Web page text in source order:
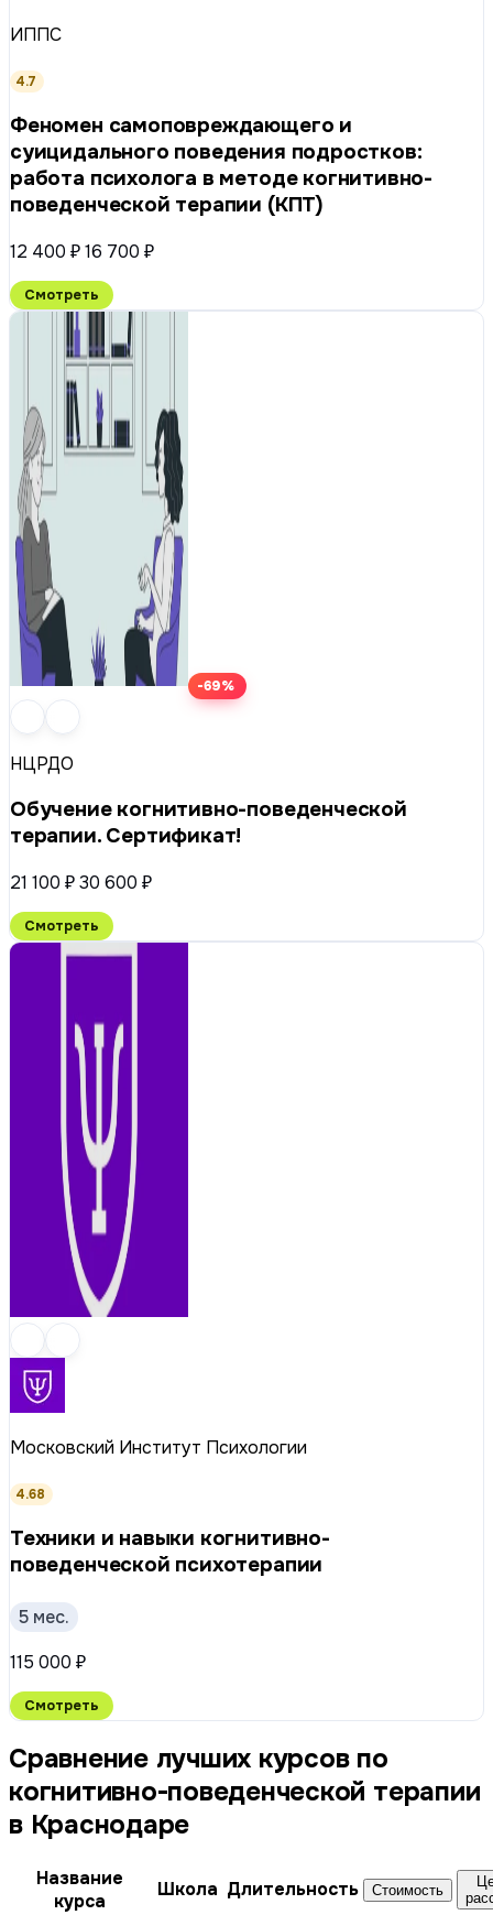
ИППС
4.7
Феномен самоповреждающего и
суицидального поведения подростков:
работа психолога в методе когнитивно-
поведенческой терапии (КПТ)
12 400 ₽16 700 ₽
Смотреть
-69%
НЦРДО
Обучение когнитивно-поведенческой
терапии. Сертификат!
21 100 ₽30 600 ₽
Смотреть
Московский Институт Психологии
4.68
Техники и навыки когнитивно-
поведенческой психотерапии
5 мес.
115 000 ₽
Смотреть
Сравнение лучших курсов по
когнитивно-поведенческой терапии
в Краснодаре
Название
курса
Школа Длительность Стоимость